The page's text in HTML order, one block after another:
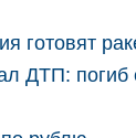
готовят
ДТП: